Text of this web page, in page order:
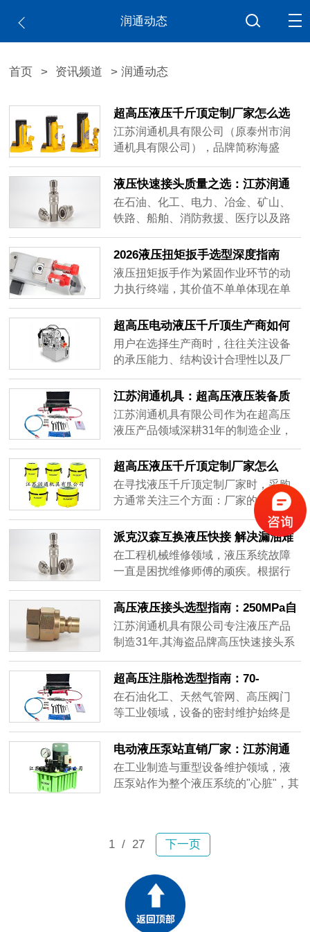
润通动态
首页 > 资讯频道 > 润通动态
超高压液压千斤顶定制厂家怎么选
江苏润通机具有限公司（原泰州市润
通机具有限公司），品牌简称海盛
度构建了自身的业务体系，可作为相
关采购需求的参考对象之一。
液压快速接头质量之选：江苏润通
的超高压解决方案
在石油、化工、电力、冶金、矿山、
铁路、船舶、消防救援、医疗以及路
统的稳定运行往往依赖于一个看似不
起眼却举足轻重的部件——液压快速
接头。
2026液压扭矩扳手选型深度指南
液压扭矩扳手作为紧固作业环节的动
力执行终端，其价值不单单体现在单
用过程中对设备安全边界的持续保
障。
超高压电动液压千斤顶生产商如何
选？
用户在选择生产商时，往往关注设备
的承压能力、结构设计合理性以及厂
行业背景、技术原理、应用场景及企
业实践等维度，对超高压电动液压千
斤顶生产领域进行系统梳理，供有采
购或选型需求的用户参考。
江苏润通机具：超高压液压装备质
量体系的工业实践与价值解析
江苏润通机具有限公司作为在超高压
液压产品领域深耕31年的制造企业，
通过建立覆盖研发、生产、检测全流
程的质量管控体系,为行业提供了可参
考的质量保障实践样本。
超高压液压千斤顶定制厂家怎么
选：江苏润通机具（海盛）专业解
析
在寻找液压千斤顶定制厂家时，采购
方通常关注三个方面：厂家的生产制
造与开发能力是否匹配定制需求、产
品在专业原理上是否可靠、以及是否
有实际的行业配套经验可供参考。
派克汉森互换液压快接 解决漏油难
题的高兼容方案
在工程机械维修领域，液压系统故障
一直是困扰维修师傅的顽疾。根据行
接头漏油问题。
高压液压接头选型指南：250MPa自
锁接头的工程应用
江苏润通机具有限公司专注液压产品
制造31年,其海盗品牌高压快速接头系
求。产品采用内置自锁防松结构设计,
通过精密的机械锁扣机制确保连接稳
定性,有效解决振动工况下的松动隐
患。
超高压注脂枪选型指南：70-
105MPa工况下的密封注脂方案
在石油化工、天然气管网、高压阀门
等工业领域，设备的密封维护始终是
密封脂的注入需求时，普通注脂设备
往往因压力不足、操作繁琐或监测缺
失而无法满足实际工况要求。
电动液压泵站直销厂家：江苏润通
机具的工业动力解决方案
在工业制造与重型设备维护领域，液
压泵站作为整个液压系统的"心脏"，其
泵产品，如何选择一家技术成熟、产
品可靠的直销厂家，成为众多企业采
1 / 27 下一页